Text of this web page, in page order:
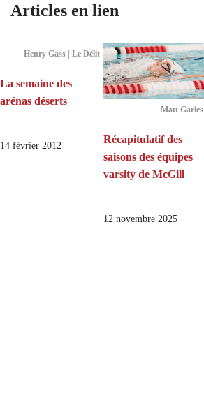
Articles en lien
Henry Gass | Le Délit
La semaine des
arénas déserts
14 février 2012
Matt Garies
Récapitulatif des
saisons des équipes
varsity de McGill
12 novembre 2025